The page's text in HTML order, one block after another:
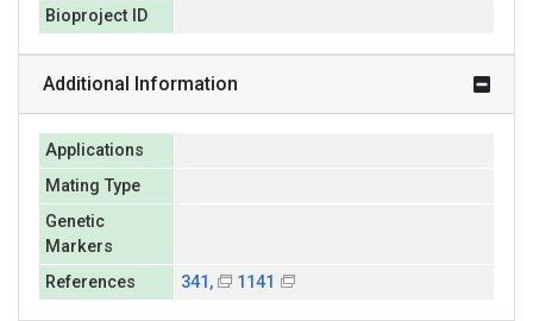
Bioproject ID
Additional Information
Applications
Mating Type
Genetic
Markers
References
341, 1141